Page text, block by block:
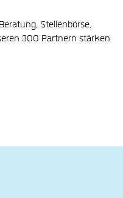
Stellenbörse,
300 Partnern stärken